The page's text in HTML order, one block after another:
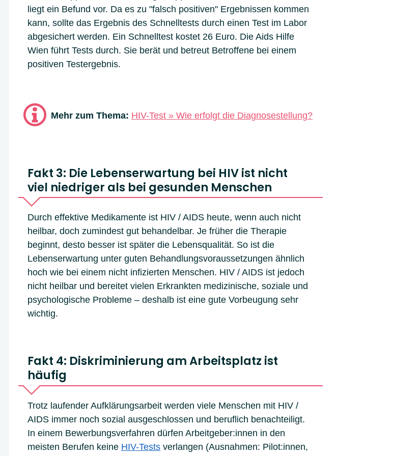
liegt ein Befund vor. Da es zu "falsch positiven" Ergebnissen kommen
kann, sollte das Ergebnis des Schnelltests durch einen Test im Labor
abgesichert werden. Ein Schnelltest kostet 26 Euro. Die Aids Hilfe
Wien führt Tests durch. Sie berät und betreut Betroffene bei einem
positiven Testergebnis.
Mehr zum Thema: HIV-Test » Wie erfolgt die Diagnosestellung?
Fakt 3: Die Lebenserwartung bei HIV ist nicht
viel niedriger als bei gesunden Menschen
Durch effektive Medikamente ist HIV / AIDS heute, wenn auch nicht
heilbar, doch zumindest gut behandelbar. Je früher die Therapie
beginnt, desto besser ist später die Lebensqualität. So ist die
Lebenserwartung unter guten Behandlungsvoraussetzungen ähnlich
hoch wie bei einem nicht infizierten Menschen. HIV / AIDS ist jedoch
nicht heilbar und bereitet vielen Erkrankten medizinische, soziale und
psychologische Probleme – deshalb ist eine gute Vorbeugung sehr
wichtig.
Fakt 4: Diskriminierung am Arbeitsplatz ist
häufig
Trotz laufender Aufklärungsarbeit werden viele Menschen mit HIV /
AIDS immer noch sozial ausgeschlossen und beruflich benachteiligt.
In einem Bewerbungsverfahren dürfen Arbeitgeber:innen in den
meisten Berufen keine HIV-Tests verlangen (Ausnahmen: Pilot:innen,